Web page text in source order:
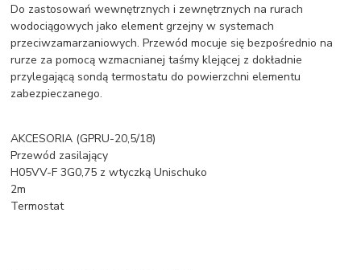
Do zastosowań wewnętrznych i zewnętrznych na rurach
wodociągowych jako element grzejny w systemach
przeciwzamarzaniowych. Przewód mocuje się bezpośrednio na
rurze za pomocą wzmacnianej taśmy klejącej z dokładnie
przylegającą sondą termostatu do powierzchni elementu
zabezpieczanego.
AKCESORIA (GPRU-20,5/18)
Przewód zasilający
H05VV-F 3G0,75 z wtyczką Unischuko
2m
Termostat